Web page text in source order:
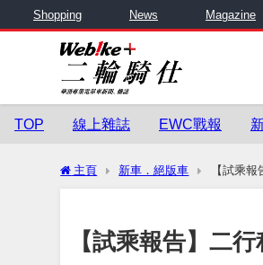
Shopping News Magazine
TOP 線上雜誌 EWC戰報
主頁 新車．絕版車 【試乘
【試乘報告】二